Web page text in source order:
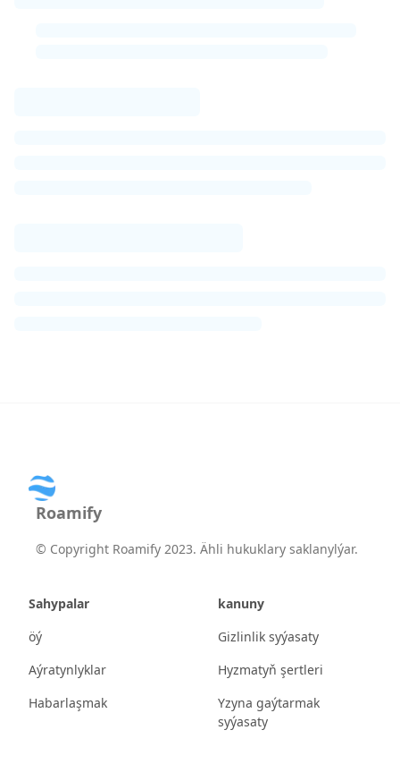
Roamify
© Copyright Roamify 2023. Ähli hukuklary saklanylýar.
Sahypalar
öý
Aýratynlyklar
Habarlaşmak
kanuny
Gizlinlik syýasaty
Hyzmatyň şertleri
Yzyna gaýtarmak
syýasaty